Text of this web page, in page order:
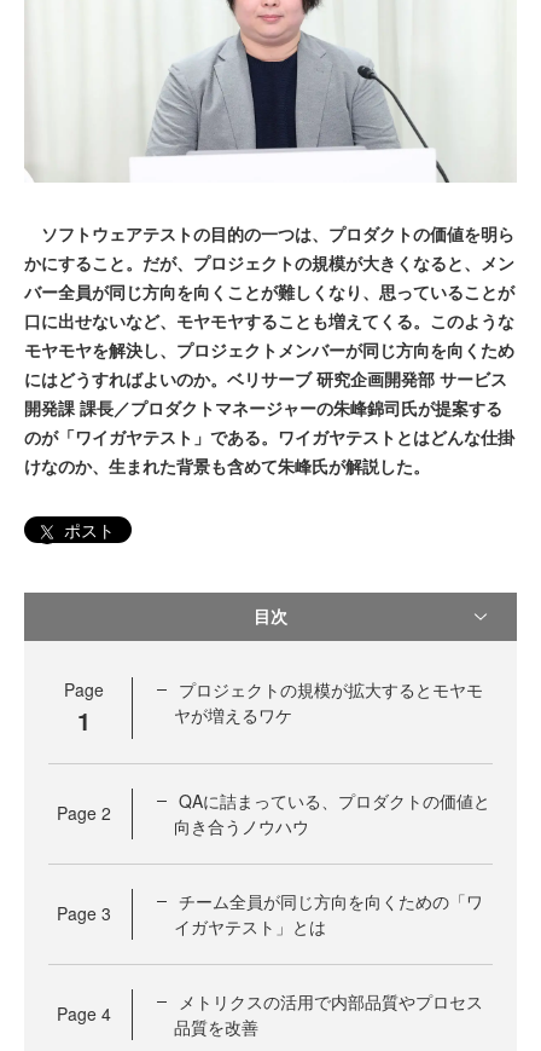
ソフトウェアテストの目的の一つは、プロダクトの価値を明ら
かにすること。だが、プロジェクトの規模が大きくなると、メン
バー全員が同じ方向を向くことが難しくなり、思っていることが
口に出せないなど、モヤモヤすることも増えてくる。このような
モヤモヤを解決し、プロジェクトメンバーが同じ方向を向くため
にはどうすればよいのか。ベリサーブ 研究企画開発部 サービス
開発課 課長／プロダクトマネージャーの朱峰錦司氏が提案する
のが「ワイガヤテスト」である。ワイガヤテストとはどんな仕掛
けなのか、生まれた背景も含めて朱峰氏が解説した。
ポスト
目次
Page
1
プロジェクトの規模が拡大するとモヤモ
ヤが増えるワケ
Page 2
QAに詰まっている、プロダクトの価値と
向き合うノウハウ
Page 3
チーム全員が同じ方向を向くための「ワ
イガヤテスト」とは
Page 4
メトリクスの活用で内部品質やプロセス
品質を改善